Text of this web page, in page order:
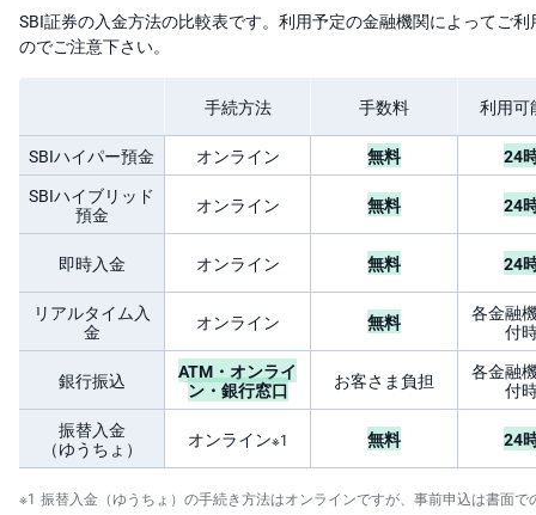
シ
ョ
ン
・
オ
プ
シ
ョ
品
先
物
銀
プ
ラ
ナ
SBI証券の入金方法の比較表です。利用予定の金融機関によってご
のでご注意下さい。
手続方法 手数料 利用可
SBIハイパー預金 オンライン 無料
24
SBIハイブリッド
預金
オンライン 無料 24
即時入金 オンライン 無料 24
リアルタイム入
金
オンライン 無料
各金融
付
銀行振込
ATM・オンライ
ン・銀行窓口
お客さま負担
各金融
付
振替入金
（ゆうちょ）
オンライン※1 無料 24
振替入金（ゆうちょ）の手続き方法はオンラインですが、事前申込は書面で